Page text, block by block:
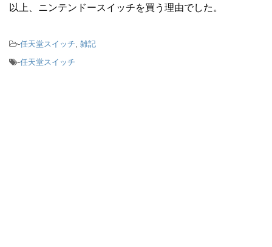
以上、ニンテンドースイッチを買う理由でした。
-任天堂スイッチ, 雑記
-任天堂スイッチ